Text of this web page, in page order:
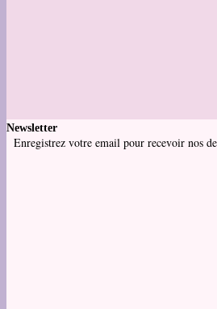
Newsletter
Enregistrez votre email pour recevoir nos